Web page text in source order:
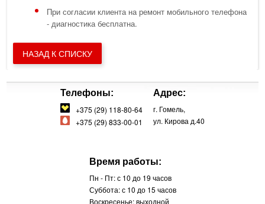
При согласии клиента на ремонт мобильного телефона
- диагностика бесплатна.
НАЗАД К СПИСКУ
Телефоны:
+375 (29) 118-80-64
+375 (29) 833-00-01
Адрес:
г. Гомель,
ул. Кирова д.40
Время работы:
Пн - Пт: с 10 до 19 часов
Суббота: с 10 до 15 часов
Воскресенье: выходной